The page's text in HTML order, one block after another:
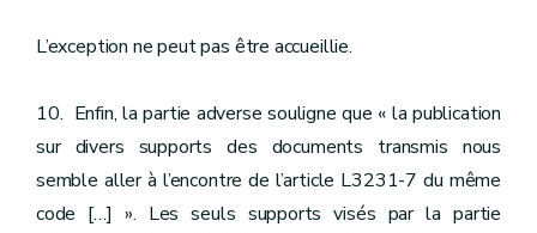
L’exception ne peut pas être accueillie.
10. Enfin, la partie adverse souligne que « la publication
sur divers supports des documents transmis nous
semble aller à l’encontre de l’article L3231-7 du même
code […] ». Les seuls supports visés par la partie